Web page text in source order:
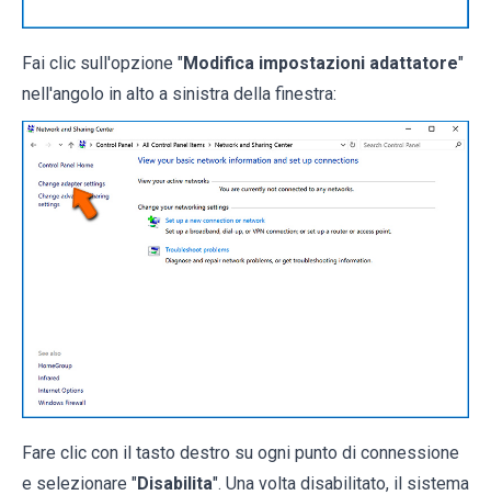
Fai clic sull'opzione "Modifica impostazioni adattatore"
nell'angolo in alto a sinistra della finestra:
Fare clic con il tasto destro su ogni punto di connessione
e selezionare "Disabilita". Una volta disabilitato, il sistema